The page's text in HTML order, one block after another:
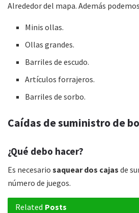
Alrededor del mapa. Además
Minis ollas.
Ollas grandes.
Barriles de escudo.
Artículos forrajeros.
Barriles de sorbo.
Caídas de suministro de
¿Qué debo hacer?
Es necesario saquear dos cajas de
número de juegos.
Related Posts